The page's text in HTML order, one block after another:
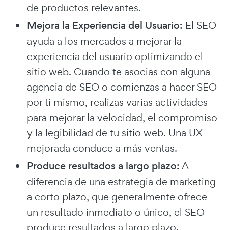
de productos relevantes.
Mejora la Experiencia del Usuario: El SEO
ayuda a los mercados a mejorar la
experiencia del usuario optimizando el
sitio web. Cuando te asocias con alguna
agencia de SEO o comienzas a hacer SEO
por ti mismo, realizas varias actividades
para mejorar la velocidad, el compromiso
y la legibilidad de tu sitio web. Una UX
mejorada conduce a más ventas.
Produce resultados a largo plazo:A
diferencia de una estrategia de marketing
a corto plazo, que generalmente ofrece
un resultado inmediato o único, el SEO